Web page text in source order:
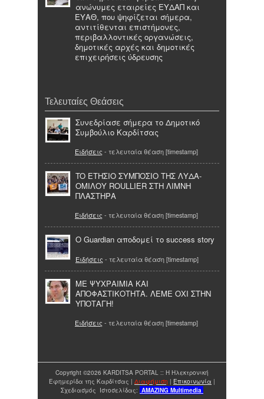
ανώνυμες εταιρείες ΕΥΔΑΠ και
ΕΥΑΘ, που ψηφίζεται σήμερα,
αντιτίθενται επιστήμονες,
περιβαλλοντικές οργανώσεις,
δημοτικές αρχές και δημοτικές
επιχειρήσεις ύδρευσης
Τελευταίες Θεάσεις
Συνεδρίασε σήμερα το Δημοτικό
Συμβούλιο Καρδίτσας
Ειδήσεις - τελευταία θέαση [timestamp]
TO ΕΤΗΣΙΟ ΣΥΜΠΟΣΙΟ ΤΗΣ ΛΥΔΑ-
ΟΜΙΛΟΥ ROULLIER ΣΤΗ ΛΙΜΝΗ
ΠΛΑΣΤΗΡΑ
Ειδήσεις - τελευταία θέαση [timestamp]
O Guardian αποδομεί το success story
Ειδήσεις - τελευταία θέαση [timestamp]
ΜΕ ΨΥΧΡΑΙΜΙΑ ΚΑΙ
ΑΠΟΦΑΣΤΙΚΟΤΗΤΑ. ΛΕΜΕ ΟΧΙ ΣΤΗΝ
ΥΠΟΤΑΓΗ!
Ειδήσεις - τελευταία θέαση [timestamp]
Copyright ©2026 KARDITSA PORTAL :: Η Ηλεκτρονική
Εφημερίδα της Καρδίτσας | Διαφήμιση | Επικοινωνία |
Σχεδιασμός Ιστοσελίδας: AMAZING Multimedia